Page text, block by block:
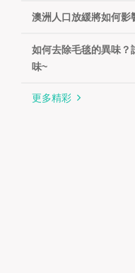
澳洲人口放緩將如何影
如何去除毛毯的異味？
味~
更多精彩